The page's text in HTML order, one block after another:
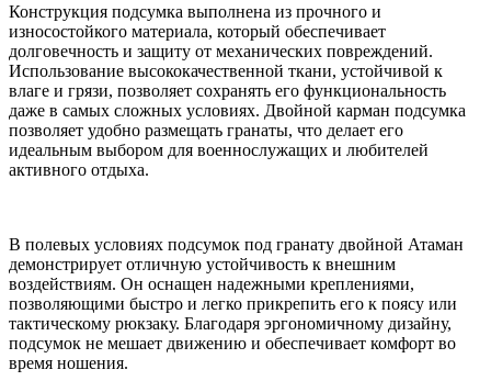
Конструкция подсумка выполнена из прочного и
износостойкого материала, который обеспечивает
долговечность и защиту от механических повреждений.
Использование высококачественной ткани, устойчивой к
влаге и грязи, позволяет сохранять его функциональность
даже в самых сложных условиях. Двойной карман подсумка
позволяет удобно размещать гранаты, что делает его
идеальным выбором для военнослужащих и любителей
активного отдыха.
В полевых условиях подсумок под гранату двойной Атаман
демонстрирует отличную устойчивость к внешним
воздействиям. Он оснащен надежными креплениями,
позволяющими быстро и легко прикрепить его к поясу или
тактическому рюкзаку. Благодаря эргономичному дизайну,
подсумок не мешает движению и обеспечивает комфорт во
время ношения.